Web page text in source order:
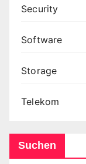
Security
Software
Storage
Telekom
Suchen